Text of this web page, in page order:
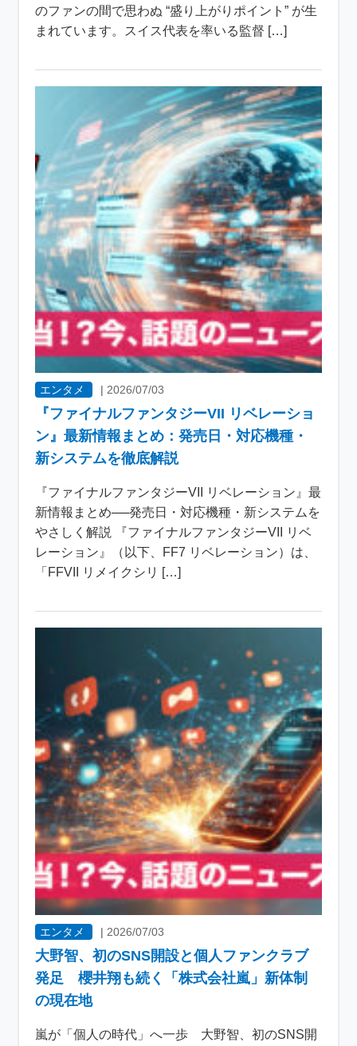
のファンの間で思わぬ “盛り上がりポイント” が生
まれています。スイス代表を率いる監督 […]
エンタメ |2026/07/03
『ファイナルファンタジーVII リベレーショ
ン』最新情報まとめ：発売日・対応機種・
新システムを徹底解説
『ファイナルファンタジーVII リベレーション』最
新情報まとめ──発売日・対応機種・新システムを
やさしく解説 『ファイナルファンタジーVII リベ
レーション』（以下、FF7 リベレーション）は、
「FFVII リメイクシリ […]
エンタメ | 2026/07/03
大野智、初のSNS開設と個人ファンクラブ
発足 櫻井翔も続く「株式会社嵐」新体制
の現在地
嵐が「個人の時代」へ一歩 大野智、初のSNS開